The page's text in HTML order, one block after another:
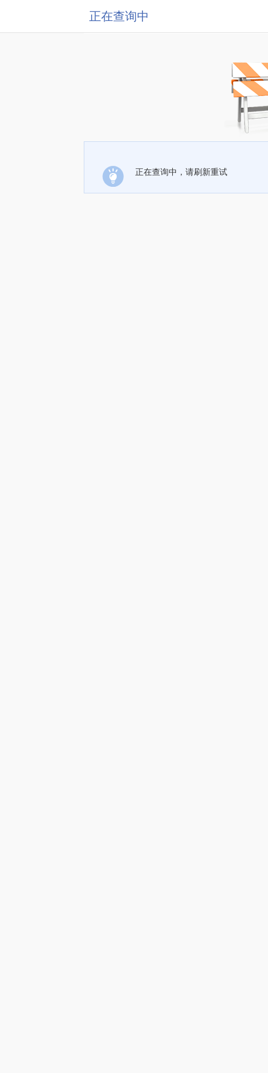
正在查询中
正在查询中，请刷新重试